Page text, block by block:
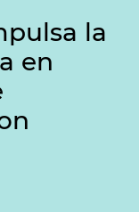
la
en